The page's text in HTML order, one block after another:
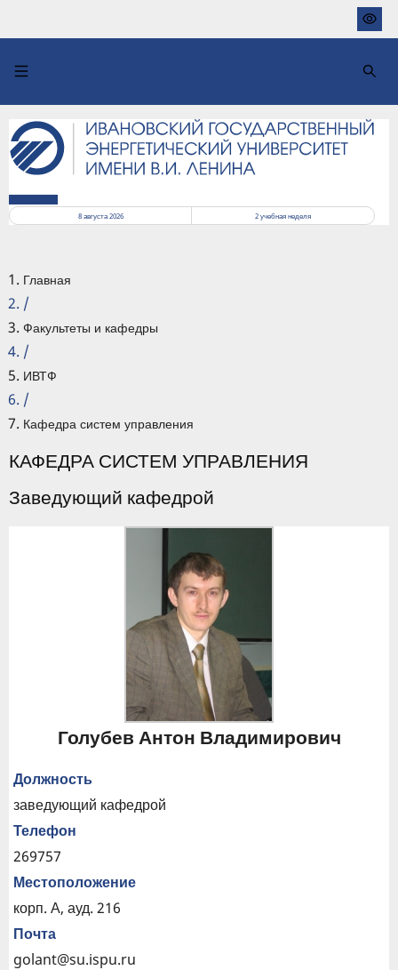
основному
8 августа 2026
2учебная неделя
Главная
/
Факультеты и кафедры
/
ИВТФ
/
Кафедра систем управления
КАФЕДРА СИСТЕМ УПРАВЛЕНИЯ
Заведующий кафедрой
Голубев Антон Владимирович
Должность
заведующий кафедрой
Телефон
269757
Местоположение
корп. А, ауд. 216
Почта
golant@su.ispu.ru